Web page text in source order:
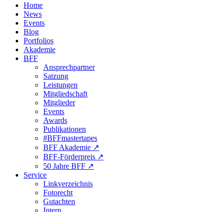
Home
News
Events
Blog
Portfolios
Akademie
BFF
Ansprechpartner
Satzung
Leistungen
Mitgliedschaft
Mitglieder
Events
Awards
Publikationen
#BFFmastertapes
BFF Akademie ↗︎
BFF-Förderpreis ↗︎
50 Jahre BFF ↗︎
Service
Linkverzeichnis
Fotorecht
Gutachten
Intern